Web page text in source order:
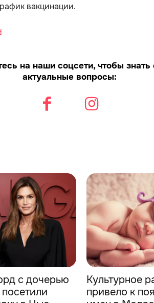
вакцинации.
на наши соцсети, чтобы знать
актуальные вопросы:
с дочерью
Культурное
привело к